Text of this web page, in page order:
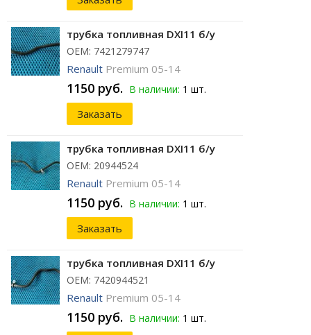
трубка топливная DXI11 б/у
ОЕМ: 7421279747
Renault Premium 05-14
1150 руб. В наличии: 1 шт.
Заказать
трубка топливная DXI11 б/у
ОЕМ: 20944524
Renault Premium 05-14
1150 руб. В наличии: 1 шт.
Заказать
трубка топливная DXI11 б/у
ОЕМ: 7420944521
Renault Premium 05-14
1150 руб. В наличии: 1 шт.